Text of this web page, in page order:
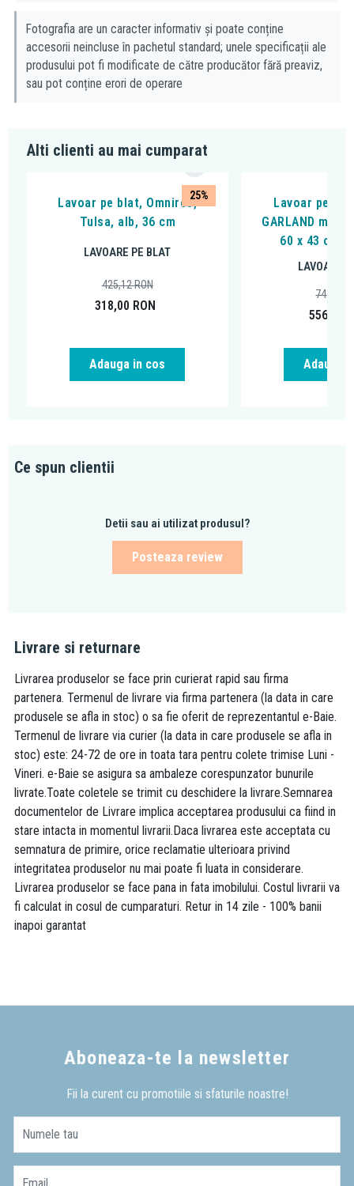
Fotografia are un caracter informativ și poate conține
accesorii neincluse în pachetul standard; unele specificații ale
produsului pot fi modificate de către producător fără preaviz,
sau pot conține erori de operare
Alti clienti au mai cumparat
25%
Lavoar pe blat, Omnires,
Tulsa, alb, 36 cm
LAVOARE PE BLAT
318,00 RON
425,12RON
Adauga in cos
Lavoar pe
GARLAND
60 x 43 cm,
LAVOARE
556,00
742,38
Adauga
Ce spun clientii
Detii sau ai utilizat produsul?
Posteaza review
Livrare si returnare
Livrarea produselor se face prin curierat rapid sau firma
partenera. Termenul de livrare via firma partenera (la data in care
produsele se afla in stoc) o sa fie oferit de reprezentantul e-Baie.
Termenul de livrare via curier (la data in care produsele se afla in
stoc) este: 24-72 de ore in toata tara pentru colete trimise Luni -
Vineri. e-Baie se asigura sa ambaleze corespunzator bunurile
livrate.Toate coletele se trimit cu deschidere la livrare.Semnarea
documentelor de Livrare implica acceptarea produsului ca fiind in
stare intacta in momentul livrarii.Daca livrarea este acceptata cu
semnatura de primire, orice reclamatie ulterioara privind
integritatea produselor nu mai poate fi luata in considerare.
Livrarea produselor se face pana in fata imobilului. Costul livrarii va
fi calculat in cosul de cumparaturi. Retur in 14 zile - 100% banii
inapoi garantat
Aboneaza-te la newsletter
Fii la curent cu promotiile si sfaturile noastre!
Numele tau
Email